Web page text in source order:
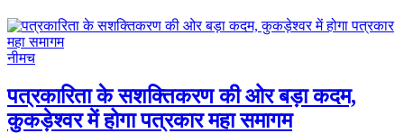
नीमच
पत्रकारिता के सशक्तिकरण की ओर बड़ा कदम,
कुकड़ेश्वर में होगा पत्रकार महा समागम